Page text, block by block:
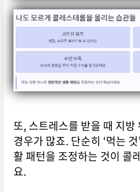
또, 스트레스를 받을 때 지
경우가 많죠. 단순히 ‘먹는
활 패턴을 조정하는 것이 콜
요.